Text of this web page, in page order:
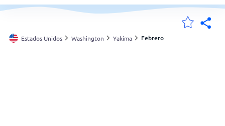
España
Argentina
Estados Unidos Washington Yakima Febrero